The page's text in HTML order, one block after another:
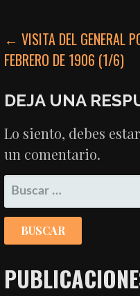
DE
ENTRADAS
← VISITA DEL GENERAL
FEBRERO DE 1906 (1/6)
DEJA UNA
Lo siento, debes estar
un comentario.
BUSCAR: